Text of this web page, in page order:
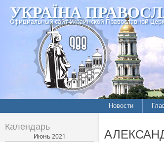
УКРАЇНА
Официальный сайт Украинской Православной
Новости
Календарь
Июнь 2021